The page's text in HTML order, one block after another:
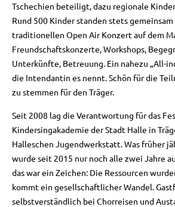
Tschechien beteiligt, dazu regionale
Rund 500 Kinder standen stets
traditionellen Open Air Konzert auf dem
Freundschaftskonzerte, Workshops,
Unterkünfte, Betreuung. Ein nahezu „All-
die Intendantin es nennt. Schön für die
zu stemmen für den Träger.
Seit 2008 lag die Verantwortung für das
Kindersingakademie der Stadt Halle in
Halleschen Jugendwerkstatt. Was früher
wurde seit 2015 nur noch alle zwei Jahre
das war ein Zeichen: Die Ressourcen
kommt ein gesellschaftlicher Wandel.
selbstverständlich bei Chorreisen und